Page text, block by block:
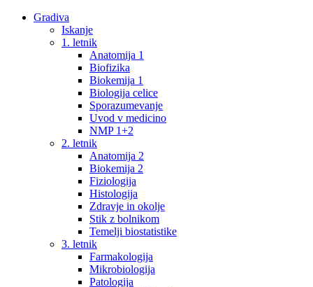
Gradiva
Iskanje
1. letnik
Anatomija 1
Biofizika
Biokemija 1
Biologija celice
Sporazumevanje
Uvod v medicino
NMP 1+2
2. letnik
Anatomija 2
Biokemija 2
Fiziologija
Histologija
Zdravje in okolje
Stik z bolnikom
Temelji biostatistike
3. letnik
Farmakologija
Mikrobiologija
Patologija